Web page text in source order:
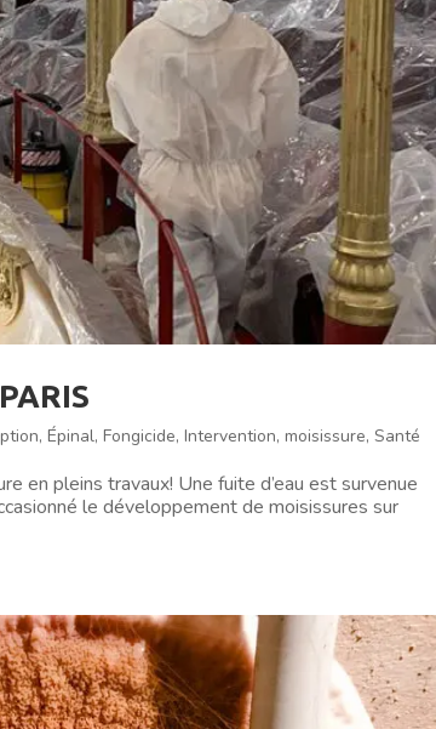
,Épinal,Fongicide,Intervention,moisissure,Santé
en pleins travaux! Une fuite d’eau est survenue
le développement de moisissures sur